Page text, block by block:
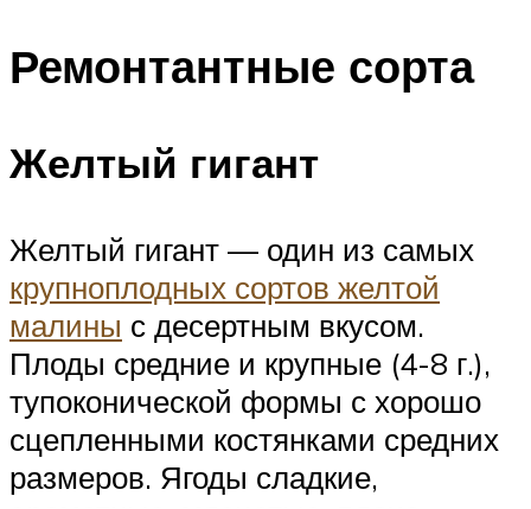
Ремонтантные сорта
Желтый гигант
Желтый гигант — один из самых
крупноплодных сортов желтой
малины с десертным вкусом.
Плоды средние и крупные (4-8 г.),
тупоконической формы с хорошо
сцепленными костянками средних
размеров. Ягоды сладкие,